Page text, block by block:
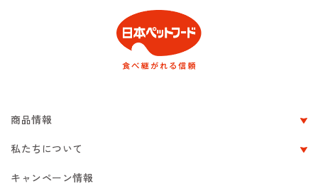
商品情報
私たちについて
キャンペーン情報